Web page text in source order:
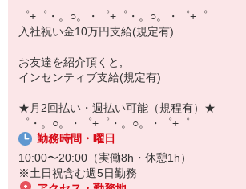
▼人気案件も多数♪
短期・期間限定・オープニング・官公庁案件
上場/優良/大手企業など
【スマホ面接実施中】
￣￣￣￣￣￣￣￣￣
自宅に居ながらスマホでカンタン面接OK！
オンライン面談なのでスピード対応。
゜+゜・。○。・゜+゜・。○。・゜+゜
入社祝い金10万円支給(規定有)
お友達を紹介頂くと,
インセンティブ支給(規定有)
★月2回払い・週払い可能（規程有）★
゜・。○。・゜+゜・。○。・゜+゜
勤務時間・曜日
10:00〜20:00（実働8h・休憩1h）
※土日祝含む週5日勤務